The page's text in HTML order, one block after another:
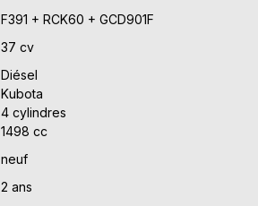
F391 + RCK60 + GCD901F
37 cv
Diésel
Kubota
4 cylindres
1498 cc
neuf
2 ans